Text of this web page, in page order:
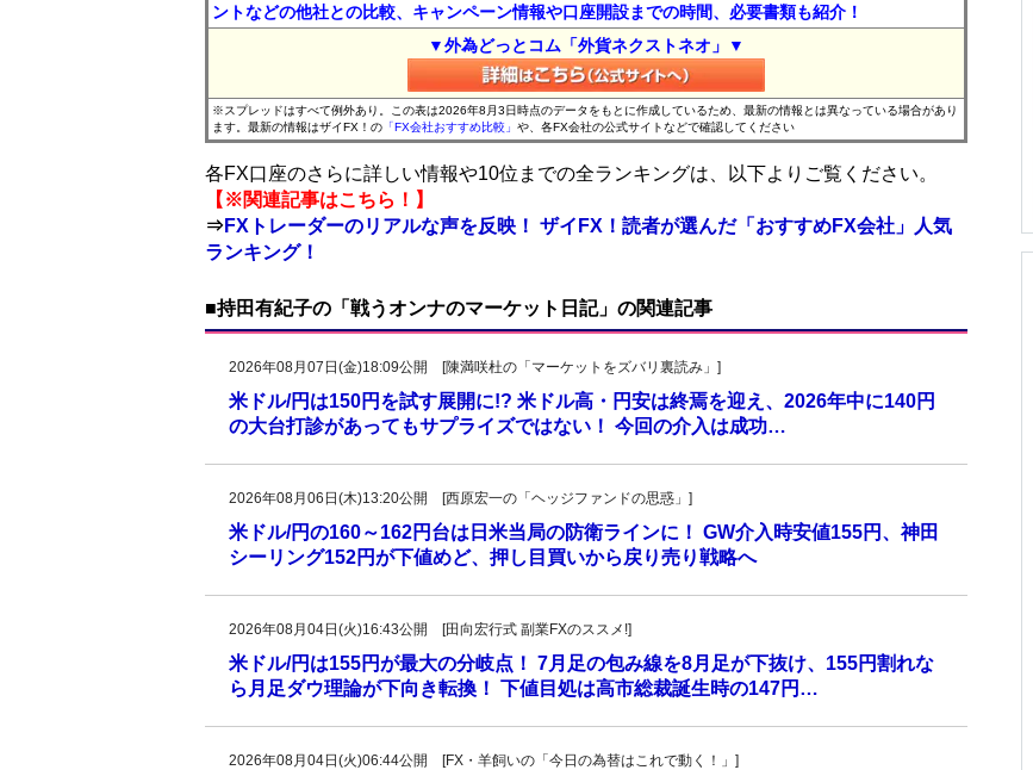
ントなどの他社との比較、キャンペーン情報や口座開設までの時間、必要書類も紹介！
▼外為どっとコム「外貨ネクストネオ」▼
※スプレッドはすべて例外あり。この表は2026年8月3日時点のデータをもとに作成しているため、最新の情報とは異なっている場合があり
ます。最新の情報はザイFX！の 「FX会社おすすめ比較」 や、各FX会社の公式サイトなどで確認してください
各FX口座のさらに詳しい情報や10位までの全ランキングは、以下よりご覧ください。
【※関連記事はこちら！】
⇒FXトレーダーのリアルな声を反映！ ザイFX！読者が選んだ「おすすめFX会社」人気
ランキング！
■持田有紀子の「戦うオンナのマーケット日記」の関連記事
2026年08月07日(金)18:09公開 [陳満咲杜の「マーケットをズバリ裏読み」]
米ドル/円は150円を試す展開に!? 米ドル高・円安は終焉を迎え、2026年中に140円
の大台打診があってもサプライズではない！ 今回の介入は成功…
2026年08月06日(木)13:20公開 [西原宏一の「ヘッジファンドの思惑」]
米ドル/円の160～162円台は日米当局の防衛ラインに！ GW介入時安値155円、神田
シーリング152円が下値めど、押し目買いから戻り売り戦略へ
2026年08月04日(火)16:43公開 [田向宏行式 副業FXのススメ!]
米ドル/円は155円が最大の分岐点！ 7月足の包み線を8月足が下抜け、155円割れな
ら月足ダウ理論が下向き転換！ 下値目処は高市総裁誕生時の147円…
2026年08月04日(火)06:44公開 [FX・羊飼いの「今日の為替はこれで動く！」]